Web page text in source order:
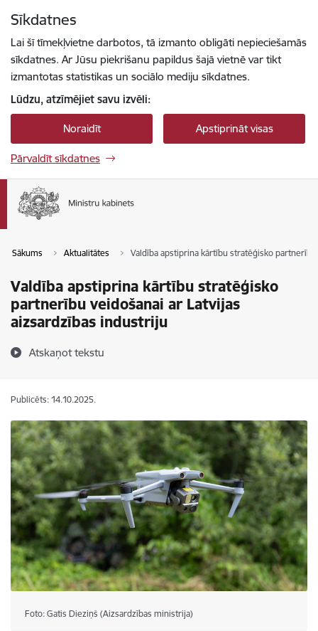
Sīkdatnes
Lai šī tīmekļvietne darbotos, tā izmanto obligāti nepieciešamās
sīkdatnes. Ar Jūsu piekrišanu papildus šajā vietnē var tikt
izmantotas statistikas un sociālo mediju sīkdatnes.
Lūdzu, atzīmējiet savu izvēli:
Noraidīt Apstiprināt visas
Pārvaldīt sīkdatnes
Sākums Aktualitātes Valdība apstiprina kārtību stratēģisko
Valdība apstiprina kārtību stratēģisko
partnerību veidošanai ar Latvijas
aizsardzības industriju
Atskaņot tekstu
Publicēts: 14.10.2025.
Foto: Gatis Dieziņš (Aizsardzības ministrija)